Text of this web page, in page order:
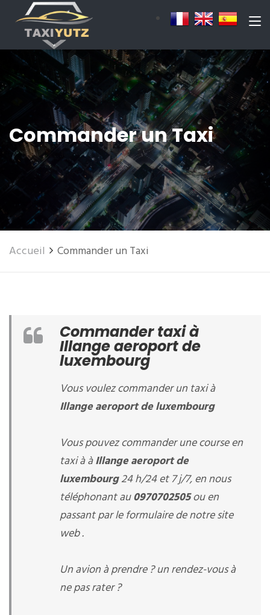
Commander un Taxi
Accueil Commander un Taxi
Commander taxi à
Illange aeroport de
luxembourg
Vous voulez commander un taxi à
Illange aeroport de luxembourg
Vous pouvez commander une course en
taxi à àIllange aeroport de
luxembourg24 h/24 et 7 j/7, en nous
téléphonant au0970702505ou en
passant par le formulaire de notre site
web .
Un avion à prendre ? un rendez-vous à
ne pas rater ?